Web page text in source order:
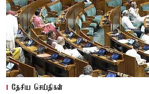
தேசிய செய்திகள்